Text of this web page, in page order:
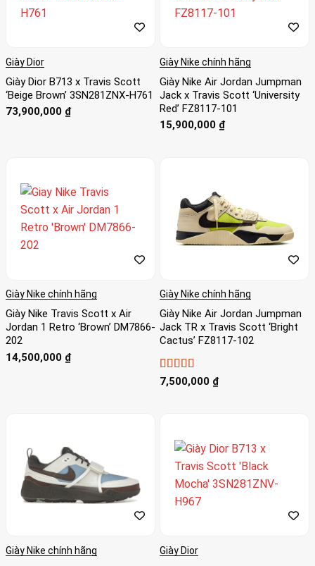
Giày Dior
Giày Dior B713 x Travis Scott
‘Beige Brown’ 3SN281ZNX-H761
73,900,000 ₫
Giày Nike chính hãng
Giày Nike Air Jordan Jumpman
Jack x Travis Scott ‘University
Red’ FZ8117-101
15,900,000 ₫
Giày Nike chính hãng
Giày Nike Travis Scott x Air
Jordan 1 Retro ‘Brown’ DM7866-
202
14,500,000 ₫
Giày Nike chính hãng
Giày Nike Air Jordan Jumpman
Jack TR x Travis Scott ‘Bright
Cactus’ FZ8117-102
Được xếp
7,500,000 ₫
Giày Nike chính hãng Giày Dior